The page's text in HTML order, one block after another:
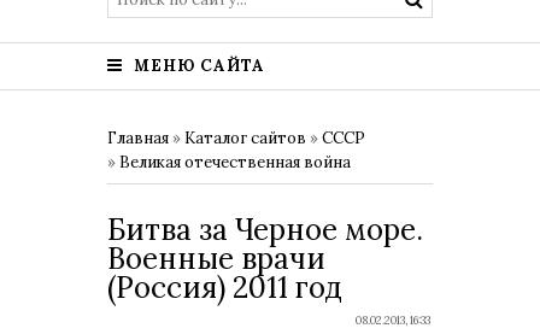
МЕНЮ САЙТА
Главная » Каталог сайтов »СССР
» Великая отечественная война
Битва за Черное море.
Военные врачи
(Россия) 2011 год
08.02.2013, 16:33